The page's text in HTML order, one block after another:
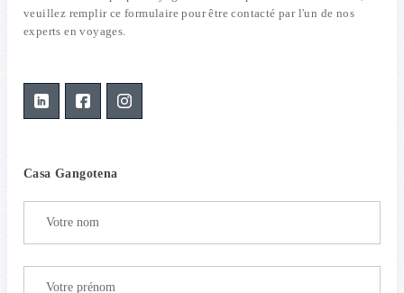
veuillez remplir ce formulaire pour être contacté par l'un de nos
experts en voyages.
Casa Gangotena